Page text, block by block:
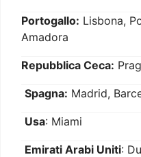
Portogallo: Lisbona,
Amadora
Repubblica Ceca:
Spagna: Madrid,
Usa: Miami
Emirati Arabi Uniti: